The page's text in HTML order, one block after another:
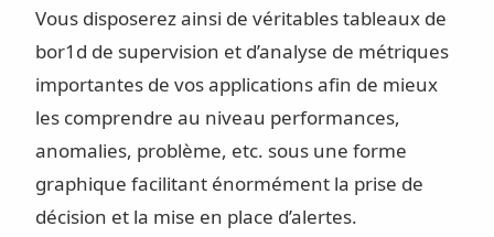
Vous disposerez ainsi de véritables tableaux de
bor1d de supervision et d’analyse de métriques
importantes de vos applications afin de mieux
les comprendre au niveau performances,
anomalies, problème, etc. sous une forme
graphique facilitant énormément la prise de
décision et la mise en place d’alertes.